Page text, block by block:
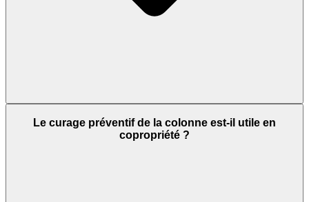
Le curage préventif de la colonne est-il utile en
copropriété ?